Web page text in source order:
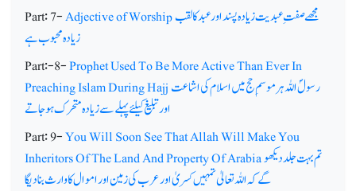
Part: 7-Adjective of Worshipمجھے صفت ِ عبدیت زیادہ پسند اور عبد کا لقب
زیادہ محبوب ہے
Part:-8-Prophet Used To Be More Active Than Ever In
Preaching Islam During Hajjرسولؐ اللہ ہر موسمِ حج میں اسلام کی اشاعت
اور تبلیغ کیلئے پہلے سے زیادہ متحرک ہوجاتے
Part: 9-You Will Soon See That Allah Will Make You
Inheritors Of The Land And Property Of Arabiaتم بہت جلد دیکھو
گے کہ اللہ تعالیٰ تمہیں کسریٰ اور عرب کی زمین اور اموال کا وارث بنا دیگا